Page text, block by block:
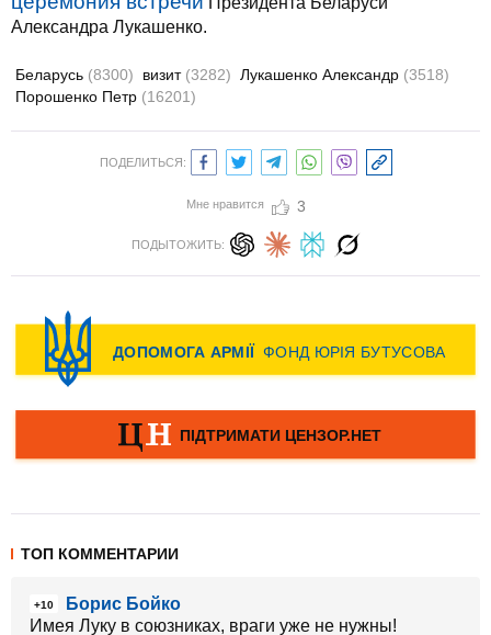
Александра Лукашенко.
Беларусь (8300) визит (3282) Лукашенко Александр (3518)
Порошенко Петр (16201)
ПОДЕЛИТЬСЯ:
Мне нравится 3
ПОДЫТОЖИТЬ:
ТОП КОММЕНТАРИИ
+10
Борис Бойко
Имея Луку в союзниках, враги уже не нужны!